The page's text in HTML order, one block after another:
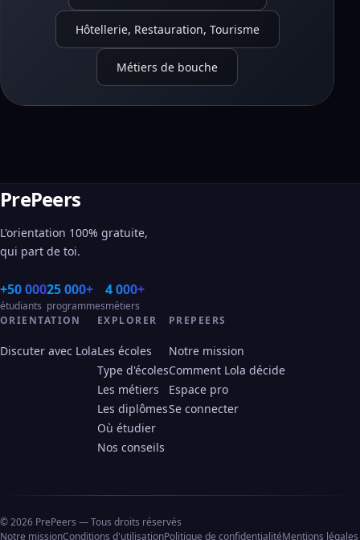
Hôtellerie, Restauration, Tourisme
Métiers de bouche
PrePeers
L'orientation 100% gratuite,
qui part de toi.
+50 000
étudiants
25 000+
programmes
4 000+
métiers
ORIENTATION
Discuter avec Lola
EXPLORER
Les écoles
Type d'écoles
Les métiers
Les diplômes
Où étudier
Nos conseils
PREPEERS
Notre mission
Comment Lola décide
Espace pro
Se connecter
© 2026 PrePeers — Tous droits réservés
Notre missionConditions d'utilisationPolitique de confidentialitéMentions légales